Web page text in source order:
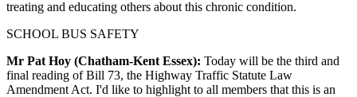
treating and educating others about this chronic condition.
SCHOOL BUS SAFETY
Mr Pat Hoy (Chatham-Kent Essex): Today will be the third and
final reading of Bill 73, the Highway Traffic Statute Law
Amendment Act. I'd like to highlight to all members that this is an